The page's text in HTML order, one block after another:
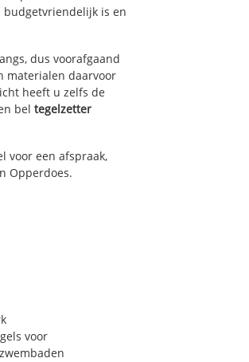
budgetvriendelijk is en
dus voorafgaand
materialen daarvoor
heeft u zelfs de
bel tegelzetter
voor een afspraak,
Opperdoes.
voor